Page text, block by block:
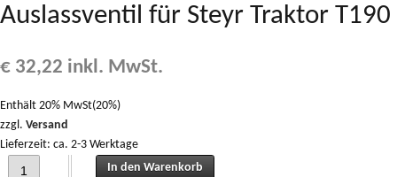
Auslassventil für Steyr Traktor
€ 32,22 inkl. MwSt.
Enthält 20% MwSt(20%)
zzgl. Versand
Lieferzeit: ca. 2-3 Werktage
Auslassventil für Steyr Traktor T190 288 290 U500014107 quantity
In den Warenkorb